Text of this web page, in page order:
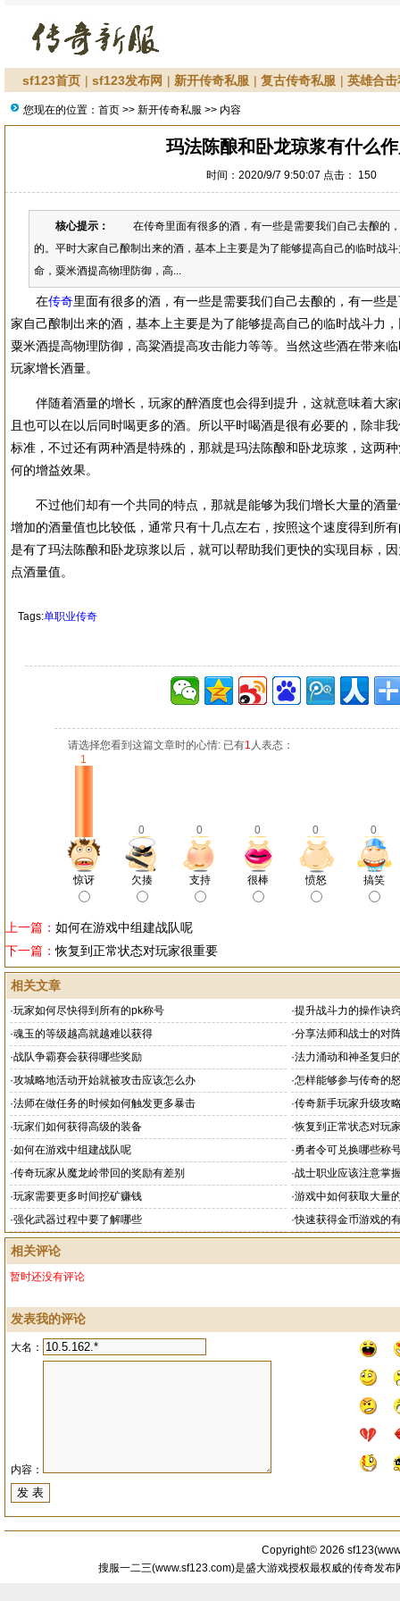
sf123首页 | sf123发布网 | 新开传奇私服 | 复古传奇私服 | 英雄合击
您现在的位置： 首页 >> 新开传奇私服 >> 内容
玛法陈酿和卧龙琼浆有什么
时间：2020/9/7 9:50:07 点击： 150
核心提示：
在传奇里面有很多的酒，有一些是需要我们自己去酿的
的。平时大家自己酿制出来的酒，基本上主要是为了能够提高自己的临时战
命，粟米酒提高物理防御，高...
在传奇里面有很多的酒，有一些是需要我们自己去酿的，有一些
家自己酿制出来的酒，基本上主要是为了能够提高自己的临时战斗力
粟米酒提高物理防御，高粱酒提高攻击能力等等。当然这些酒在带来
玩家增长酒量。
伴随着酒量的增长，玩家的醉酒度也会得到提升，这就意味着大家
且也可以在以后同时喝更多的酒。所以平时喝酒是很有必要的，除非
标准，不过还有两种酒是特殊的，那就是玛法陈酿和卧龙琼浆，这两
何的增益效果。
不过他们却有一个共同的特点，那就是能够为我们增长大量的酒量
增加的酒量值也比较低，通常只有十几点左右，按照这个速度得到所
是有了玛法陈酿和卧龙琼浆以后，就可以帮助我们更快的实现目标，
点酒量值。
Tags:单职业传奇
请选择您看到这篇文章时的心情: 已有1 人表态：
1
0 0 0 0 0
惊讶 欠揍 支持 很棒 愤怒 搞笑
上一篇： 如何在游戏中组建战队呢
下一篇：恢复到正常状态对玩家很重要
相关文章
·玩家如何尽快得到所有的pk称号 ·提升战斗力的操作诀
·魂玉的等级越高就越难以获得 ·分享法师和战士的对
·战队争霸赛会获得哪些奖励 ·法力涌动和神圣复归
·攻城略地活动开始就被攻击应该怎么办 ·怎样能够参与传奇的
·法师在做任务的时候如何触发更多暴击 ·传奇新手玩家升级攻
·玩家们如何获得高级的装备 ·恢复到正常状态对玩
·如何在游戏中组建战队呢 ·勇者令可兑换哪些称
·传奇玩家从魔龙岭带回的奖励有差别 ·战士职业应该注意掌
·玩家需要更多时间挖矿赚钱 ·游戏中如何获取大量
·强化武器过程中要了解哪些 ·快速获得金币游戏的
相关评论
暂时还没有评论
发表我的评论
大名：
内容：
Copyright© 2026 sf123(
搜服一二三(www.sf123.com)是盛大游戏授权最权威的传奇发